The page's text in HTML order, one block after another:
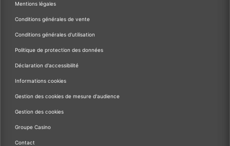
Mentions légales
Conditions générales de vente
Conditions générales d'utilisation
Politique de protection des données
Déclaration d'accessibilité
Informations cookies
Gestion des cookies de mesure d'audience
Gestion des cookies
Groupe Casino
Contact